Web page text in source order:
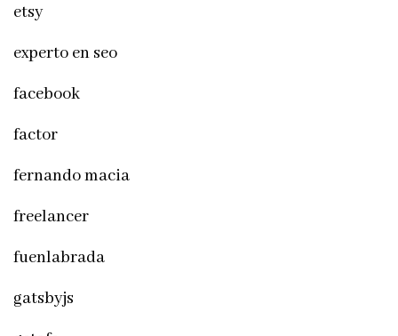
etsy
experto en seo
facebook
factor
fernando macia
freelancer
fuenlabrada
gatsbyjs